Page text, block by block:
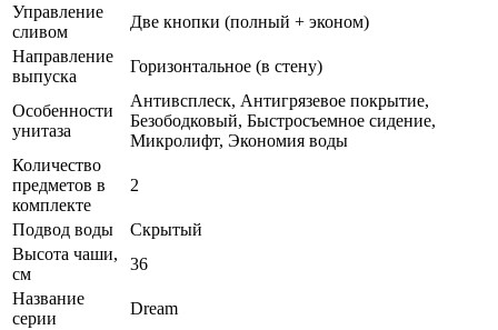
Управление
сливом
Две кнопки (полный + эконом)
Направление
выпуска
Горизонтальное (в стену)
Особенности
унитаза
Антивсплеск, Антигрязевое покрытие,
Безободковый, Быстросъемное сидение,
Микролифт, Экономия воды
Количество
предметов в
комплекте
2
Подвод воды
Скрытый
Высота чаши,
см
36
Название
серии
Dream